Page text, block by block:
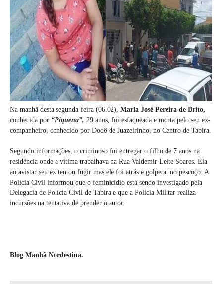
Na manhã desta segunda-feira (06.02), Maria José Pereira de Brito,
conhecida por “Piquena”, 29 anos, foi esfaqueada e morta pelo seu ex-
companheiro, conhecido por Dodô de Juazeirinho, no Centro de Tabira.
Segundo informações, o criminoso foi entregar o filho de 7 anos na
residência onde a vítima trabalhava na Rua Valdemir Leite Soares. Ela
ao avistar seu ex tentou fugir mas ele foi atrás e golpeou no pescoço. A
Polícia Civil informou que o feminicídio está sendo investigado pela
Delegacia de Polícia Civil de Tabira e que a Polícia Militar realiza
incursões na tentativa de prender o autor.
Blog Manhã Nordestina.